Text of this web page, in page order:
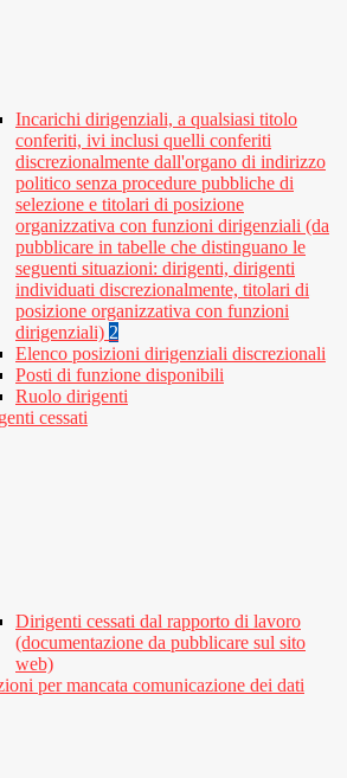
Incarichi dirigenziali, a qualsiasi titolo
conferiti, ivi inclusi quelli conferiti
discrezionalmente dall'organo di indirizzo
politico senza procedure pubbliche di
selezione e titolari di posizione
organizzativa con funzioni dirigenziali (da
pubblicare in tabelle che distinguano le
seguenti situazioni: dirigenti, dirigenti
individuati discrezionalmente, titolari di
posizione organizzativa con funzioni
dirigenziali) 2
Elenco posizioni dirigenziali discrezionali
Posti di funzione disponibili
Ruolo dirigenti
cessati
Dirigenti cessati dal rapporto di lavoro
(documentazione da pubblicare sul sito
web)
per mancata comunicazione dei dati